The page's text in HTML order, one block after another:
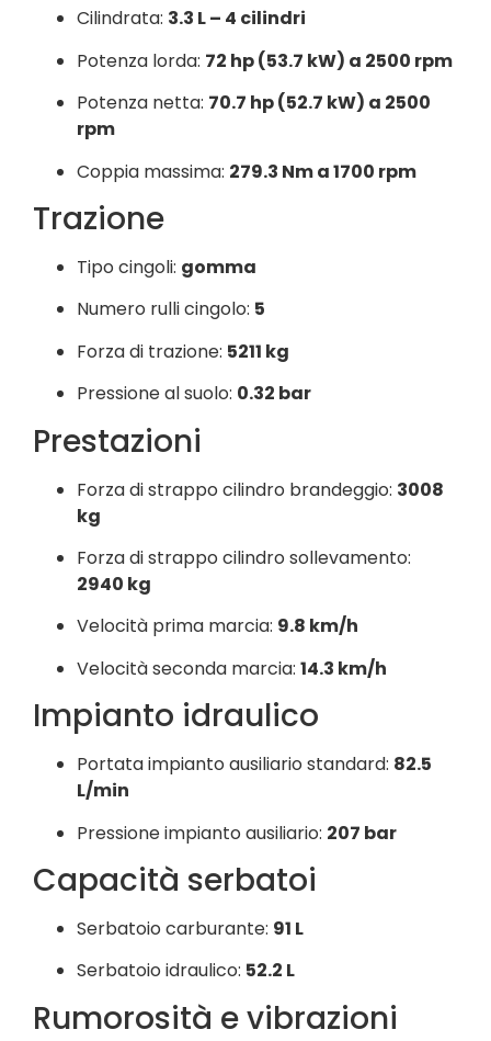
Cilindrata: 3.3 L – 4 cilindri
Potenza lorda: 72 hp (53.7 kW) a 2500 rpm
Potenza netta: 70.7 hp (52.7 kW) a 2500
rpm
Coppia massima: 279.3 Nm a 1700 rpm
Trazione
Tipo cingoli: gomma
Numero rulli cingolo: 5
Forza di trazione: 5211 kg
Pressione al suolo: 0.32 bar
Prestazioni
Forza di strappo cilindro brandeggio: 3008
kg
Forza di strappo cilindro sollevamento:
2940 kg
Velocità prima marcia: 9.8 km/h
Velocità seconda marcia: 14.3 km/h
Impianto idraulico
Portata impianto ausiliario standard: 82.5
L/min
Pressione impianto ausiliario: 207 bar
Capacità serbatoi
Serbatoio carburante: 91 L
Serbatoio idraulico: 52.2 L
Rumorosità e vibrazioni